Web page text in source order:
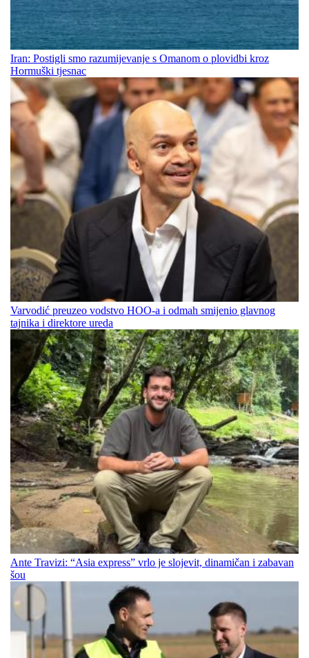
Iran: Postigli smo razumijevanje s Omanom o plovidbi kroz
Hormuški tjesnac
Varvodić preuzeo vodstvo HOO-a i odmah smijenio glavnog
tajnika i direktore ureda
Ante Travizi: “Asia express” vrlo je slojevit, dinamičan i zabavan
šou